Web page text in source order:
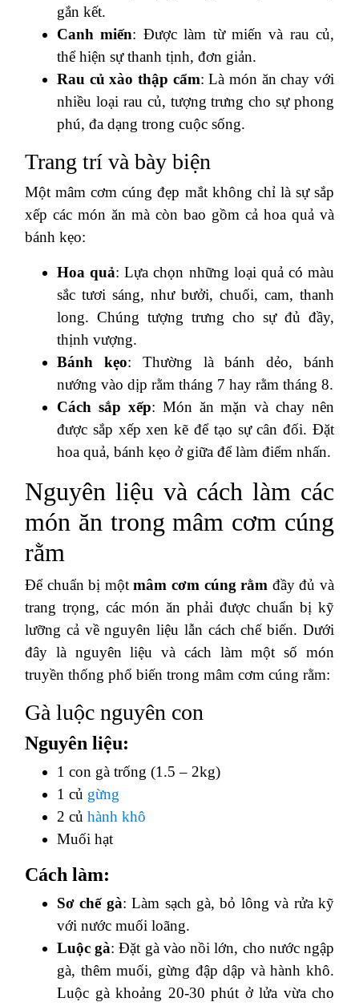
gắn kết.
Canh miến: Được làm từ miến và rau củ,
thể hiện sự thanh tịnh, đơn giản.
Rau củ xào thập cẩm: Là món ăn chay với
nhiều loại rau củ, tượng trưng cho sự phong
phú, đa dạng trong cuộc sống.
Trang trí và bày biện
Một mâm cơm cúng đẹp mắt không chỉ là sự sắp
xếp các món ăn mà còn bao gồm cả hoa quả và
bánh kẹo:
Hoa quả: Lựa chọn những loại quả có màu
sắc tươi sáng, như bưởi, chuối, cam, thanh
long. Chúng tượng trưng cho sự đủ đầy,
thịnh vượng.
Bánh kẹo: Thường là bánh dẻo, bánh
nướng vào dịp rằm tháng 7 hay rằm tháng 8.
Cách sắp xếp: Món ăn mặn và chay nên
được sắp xếp xen kẽ để tạo sự cân đối. Đặt
hoa quả, bánh kẹo ở giữa để làm điểm nhấn.
Nguyên liệu và cách làm các
món ăn trong mâm cơm cúng
rằm
Để chuẩn bị mộtmâm cơm cúng rằm đầy đủ và
trang trọng, các món ăn phải được chuẩn bị kỹ
lưỡng cả về nguyên liệu lẫn cách chế biến. Dưới
đây là nguyên liệu và cách làm một số món
truyền thống phổ biến trong mâm cơm cúng rằm:
Gà luộc nguyên con
Nguyên liệu:
1 con gà trống (1.5 – 2kg)
1 củ gừng
2 củ hành khô
Muối hạt
Cách làm:
Sơ chế gà: Làm sạch gà, bỏ lông và rửa kỹ
với nước muối loãng.
Luộc gà: Đặt gà vào nồi lớn, cho nước ngập
gà, thêm muối, gừng đập dập và hành khô.
Luộc gà khoảng 20-30 phút ở lửa vừa cho